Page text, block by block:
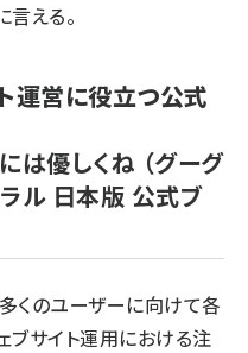
える。
運営に役立つ公式
は優しくね （グーグ
ル 日本版 公式ブ
くのユーザーに向けて各
ブサイト運用における注